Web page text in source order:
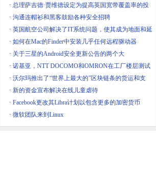
· 总理萨吉德·贾维德设定为提高英国宽带覆盖率的投
· 沟通连帽衫和黑客鼓励各种安全招聘
· 英国航空公司解决了IT系统问题，使其成为地面和延
· 如何在Mac的Finder中安装几乎任何远程驱动器
· 关于三星的Android安全更新公告的两个大
· 诺基亚，NTT DOCOMO和OMRON在工厂楼层测试
5G
· 沃尔玛推出了“世界上最大的”区块链条的货运和支
· 新的资金宣布解决在线儿童虐待
· Facebook更改其Libra计划以包含更多的加密货币
· 微软团队来到Linux